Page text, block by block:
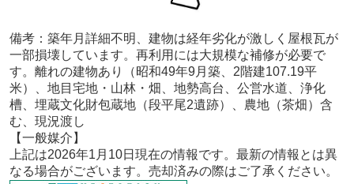
備考： 築年月詳細不明、建物は経年劣化が激しく屋根瓦が
一部損壊しています。再利用には大規模な補修が必要で
す。離れの建物あり（昭和49年9月築、2階建107.19平
米）、地目宅地・山林・畑、地勢高台、公営水道、浄化
槽、埋蔵文化財包蔵地（段平尾2遺跡）、農地（茶畑）含
む、現況渡し
【一般媒介 】
上記は2026年1 月10日現在の情報です。最新の情報とは異
なる場合がございます。売却済みの際はご了承ください。